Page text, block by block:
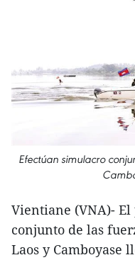
Efectúan simulacro
Vientiane (VNA)-
conjunto de las
Laos y Camboyase